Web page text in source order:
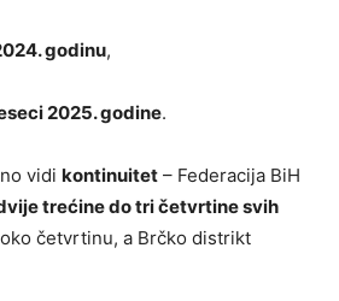
godinu,
2025. godine.
vidi kontinuitet – Federacija BiH
trećine do tri četvrtine svih
oko četvrtinu, a Brčko distrikt